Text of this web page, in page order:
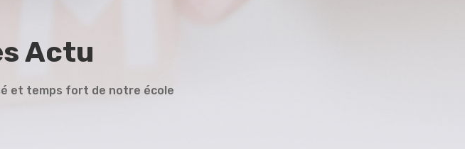
Actu
et temps fort de notre école